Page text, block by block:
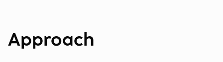
Approach